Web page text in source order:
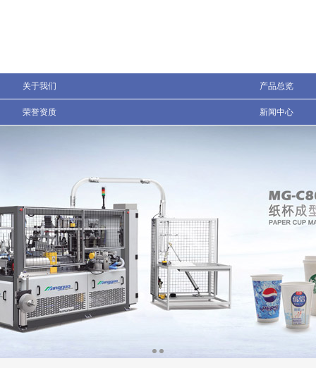
关于我们 产品总览
荣誉资质 新闻中心